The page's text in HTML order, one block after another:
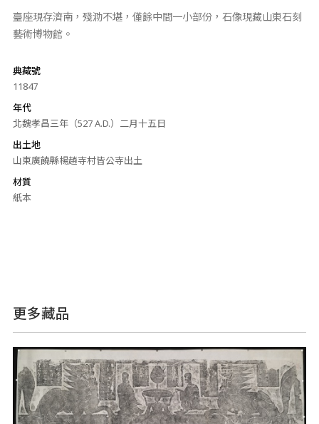
臺座現存濟南，殘泐不堪，僅餘中間一小部份，石像現藏山東石刻
藝術博物館。
典藏號
11847
年代
北魏孝昌三年（527 A.D.）二月十五日
出土地
山東廣饒縣楊趙寺村皆公寺出土
材質
紙本
更多藏品